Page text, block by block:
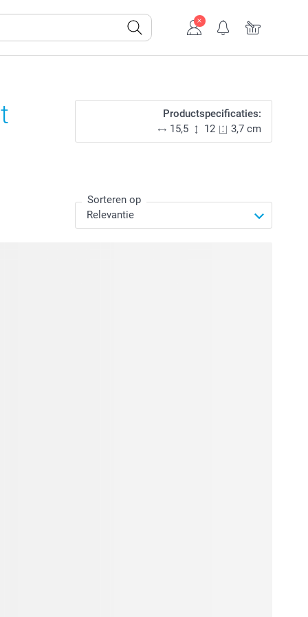
Productspecificaties:
15,5
12 3,7 cm
Sorteren op